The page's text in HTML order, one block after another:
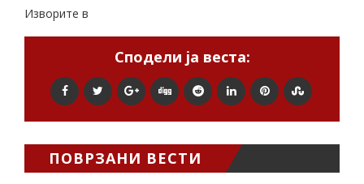
Изворите в
Сподели ја веста:
ПОВРЗАНИ ВЕСТИ